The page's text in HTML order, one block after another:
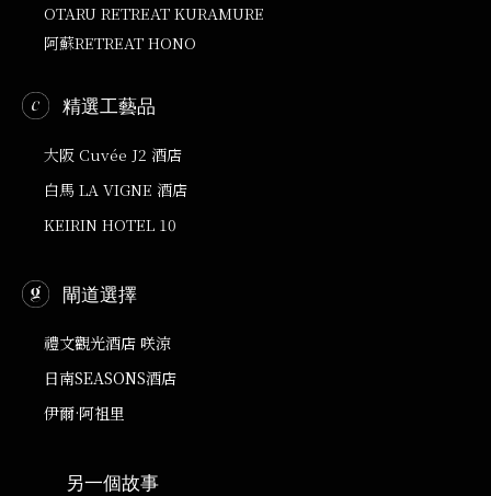
OTARU RETREAT KURAMURE
阿蘇RETREAT HONO
精選工藝品
大阪 Cuvée J2 酒店
白馬 LA VIGNE 酒店
KEIRIN HOTEL 10
閘道選擇
禮文觀光酒店 咲涼
日南SEASONS酒店
伊爾·阿祖里
另一個故事